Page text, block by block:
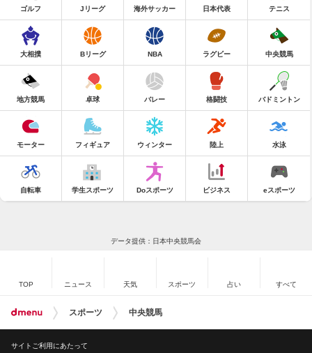
ゴルフ Jリーグ 海外サッカー 日本代表 テニス
大相撲 Bリーグ NBA ラグビー 中央競馬
地方競馬 卓球 バレー 格闘技 バドミントン
モーター フィギュア ウィンター 陸上 水泳
自転車 学生スポーツ Doスポーツ ビジネス eスポーツ
データ提供：日本中央競馬会
TOP ニュース 天気 スポーツ 占い すべて
スポーツ 中央競馬
サイトご利用にあたって